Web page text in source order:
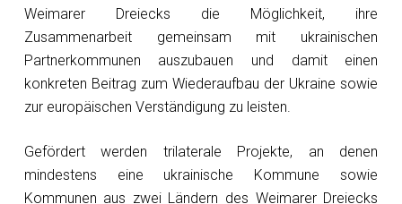
Weimarer Dreiecks die Möglichkeit, ihre
Zusammenarbeit gemeinsam mit ukrainischen
Partnerkommunen auszubauen und damit einen
konkreten Beitrag zum Wiederaufbau der Ukraine sowie
zur europäischen Verständigung zu leisten.
Gefördert werden trilaterale Projekte, an denen
mindestens eine ukrainische Kommune sowie
Kommunen aus zwei Ländern des Weimarer Dreiecks